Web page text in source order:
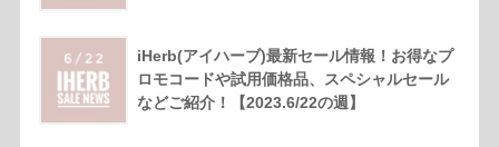
iHerb(アイハーブ)最新セール情報！お得なプ
ロモコードや試用価格品、スペシャルセール
などご紹介！【2023.6/22の週】